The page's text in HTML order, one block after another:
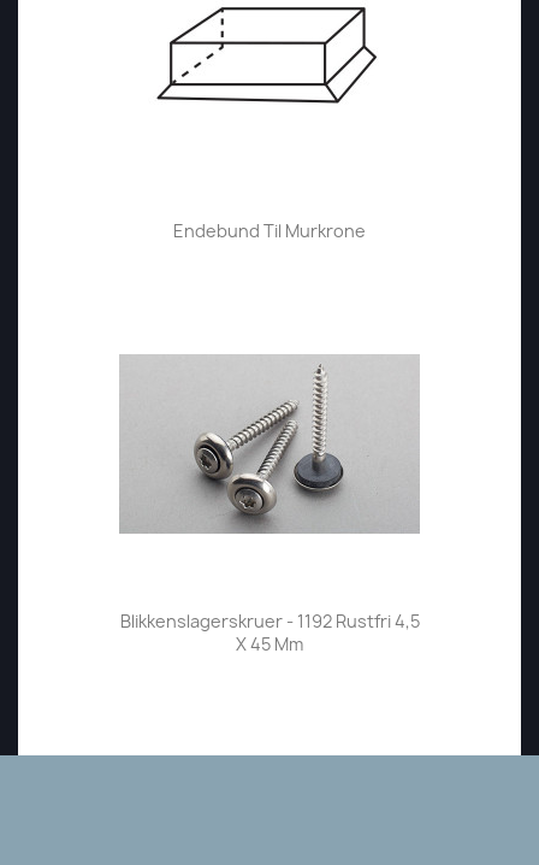
Endebund Til Murkrone
Blikkenslagerskruer - 1192 Rustfri 4,5
X 45 Mm